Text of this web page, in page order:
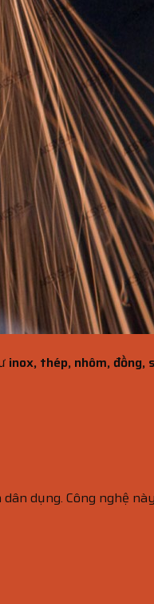
inox, thép, nhôm, đồng,
dụng. Công nghệ